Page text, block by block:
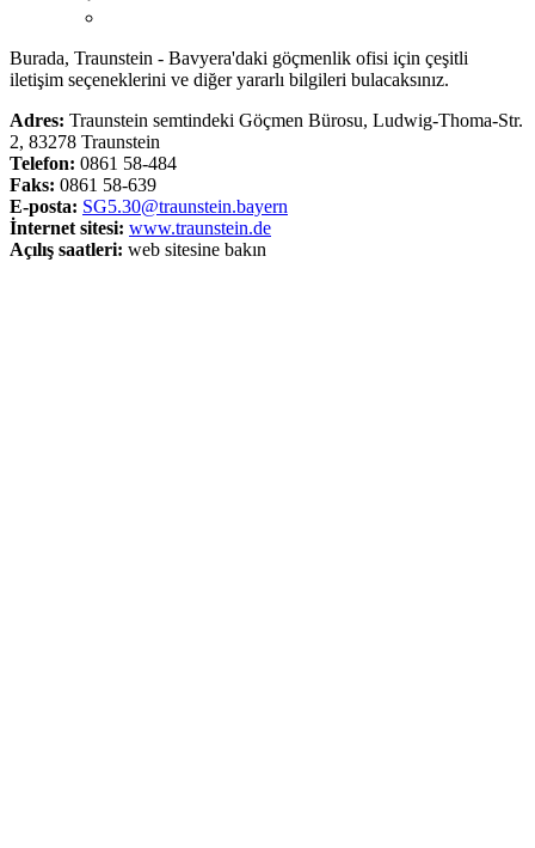
Burada, Traunstein - Bavyera'daki göçmenlik ofisi için çeşitli
iletişim seçeneklerini ve diğer yararlı bilgileri bulacaksınız.
Adres: Traunstein semtindeki Göçmen Bürosu, Ludwig-Thoma-Str.
2, 83278 Traunstein
Telefon: 0861 58-484
Faks: 0861 58-639
E-posta: SG5.30@traunstein.bayern
İnternet sitesi: www.traunstein.de
Açılış saatleri: web sitesine bakın